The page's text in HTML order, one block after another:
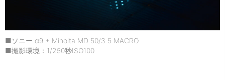
■ソニー α9 + Minolta MD 50/3.5 MACRO
■撮影環境：1/250秒ISO100